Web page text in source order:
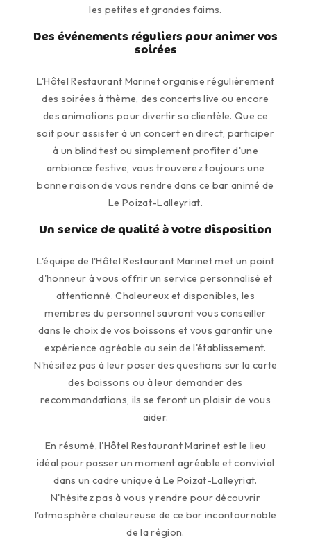
les petites et grandes faims.
Des événements réguliers pour animer vos
soirées
L'Hôtel Restaurant Marinet organise régulièrement
des soirées à thème, des concerts live ou encore
des animations pour divertir sa clientèle. Que ce
soit pour assister à un concert en direct, participer
à un blind test ou simplement profiter d'une
ambiance festive, vous trouverez toujours une
bonne raison de vous rendre dans ce bar animé de
Le Poizat-Lalleyriat.
Un service de qualité à votre disposition
L'équipe de l'Hôtel Restaurant Marinet met un point
d'honneur à vous offrir un service personnalisé et
attentionné. Chaleureux et disponibles, les
membres du personnel sauront vous conseiller
dans le choix de vos boissons et vous garantir une
expérience agréable au sein de l'établissement.
N'hésitez pas à leur poser des questions sur la carte
des boissons ou à leur demander des
recommandations, ils se feront un plaisir de vous
aider.
En résumé, l'Hôtel Restaurant Marinet est le lieu
idéal pour passer un moment agréable et convivial
dans un cadre unique à Le Poizat-Lalleyriat.
N'hésitez pas à vous y rendre pour découvrir
l'atmosphère chaleureuse de ce bar incontournable
de la région.